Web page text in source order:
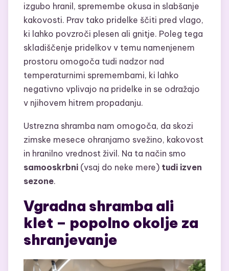
izgubo hranil, spremembe okusa in slabšanje
kakovosti. Prav tako pridelke ščiti pred vlago,
ki lahko povzroči plesen ali gnitje. Poleg tega
skladiščenje pridelkov v temu namenjenem
prostoru omogoča tudi nadzor nad
temperaturnimi spremembami, ki lahko
negativno vplivajo na pridelke in se odražajo
v njihovem hitrem propadanju.
Ustrezna shramba nam omogoča, da skozi
zimske mesece ohranjamo svežino, kakovost
in hranilno vrednost živil. Na ta način smo
samooskrbni (vsaj do neke mere) tudi izven
sezone.
Vgradna shramba ali
klet – popolno okolje za
shranjevanje